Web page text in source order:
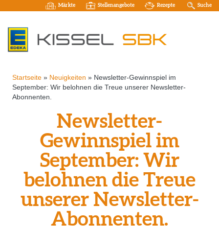
Märkte Stellenangebote Rezepte Suche
Startseite » Neuigkeiten » Newsletter-Gewinnspiel im
September: Wir belohnen die Treue unserer Newsletter-
Abonnenten.
Newsletter-
Gewinnspiel im
September: Wir
belohnen die Treue
unserer Newsletter-
Abonnenten.